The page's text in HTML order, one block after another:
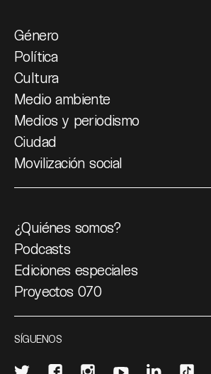
Género
Política
Cultura
Medio ambiente
Medios y periodismo
Ciudad
Movilización social
¿Quiénes somos?
Podcasts
Ediciones especiales
Proyectos 070
SÍGUENOS